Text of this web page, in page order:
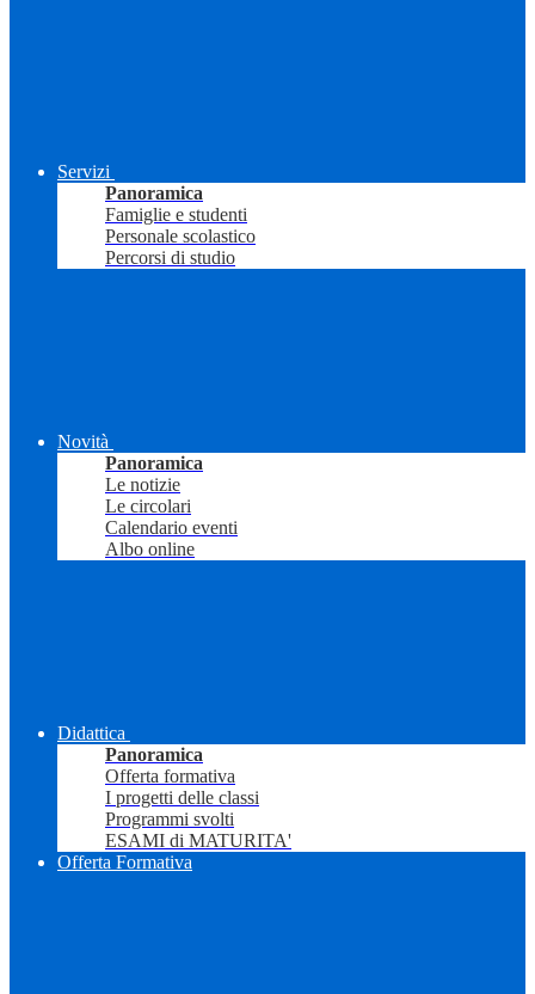
Servizi
Panoramica
Famiglie e studenti
Personale scolastico
Percorsi di studio
Novità
Panoramica
Le notizie
Le circolari
Calendario eventi
Albo online
Didattica
Panoramica
Offerta formativa
I progetti delle classi
Programmi svolti
ESAMI di MATURITA'
Offerta Formativa